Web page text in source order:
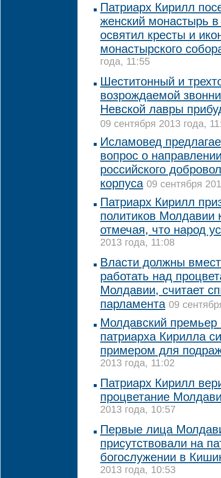
Патриарх Кирилл
женский монастырь
освятил кресты и
монастырского
года, 11:55
Шеститонный и
возрождаемой
Невской лавры
09 сентября 2013 года,
Исламовед
вопрос о
российского
корпуса 09 сентября
Патриарх Кирилл
политиков Молдавии
отмечая, что народ
2013 года, 11:08
Власти должны
работать над
Молдавии, считает
парламента 09
Молдавский премьер
патриарха Кирилла
примером для
2013 года, 11:02
Патриарх Кирилл
процветание
2013 года, 10:57
Первые лица
присутствовали на
богослужении в
2013 года, 10:53